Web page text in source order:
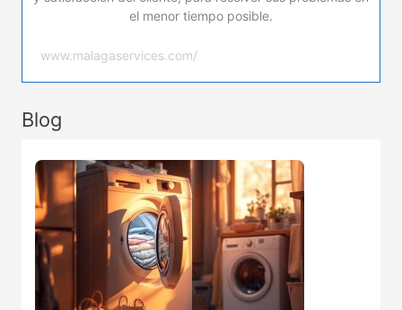
el menor tiempo posible.
www.malagaservices.com/
Blog